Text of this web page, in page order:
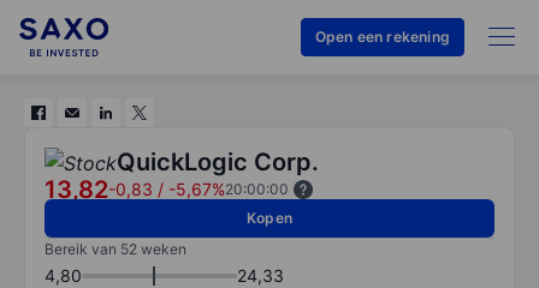
Open een rekening
QuickLogic Corp.
13,82-0,83 / -5,67%20:00:00
Kopen
Bereik van 52 weken
4,80 24,33